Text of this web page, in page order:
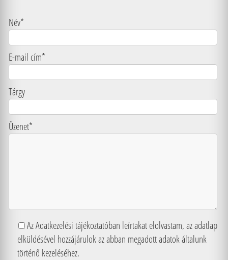
Név*
E-mail cím*
Tárgy
Üzenet*
Az Adatkezelési tájékoztatóban leírtakat elolvastam, az adatlap
elküldésével hozzájárulok az abban megadott adatok általunk
történő kezeléséhez.